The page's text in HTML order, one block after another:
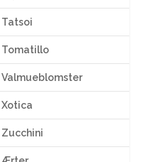
Tatsoi
Tomatillo
Valmueblomster
Xotica
Zucchini